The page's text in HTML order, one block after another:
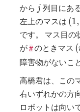
から jj 列目にあ
左上のマスは (1,
です。 マス目の
が#のときマス (
障害物がないこ
高橋君は、この
右いずれかの方
ロボットは向い